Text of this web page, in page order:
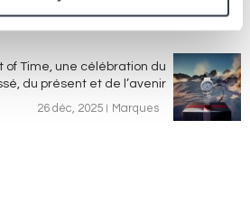
of Time, une célébration du
du présent et de l’avenir
26 déc, 2025
Marques